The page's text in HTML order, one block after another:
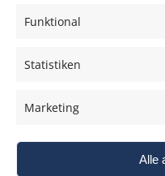
Funktional
Statistiken
Marketing
Alle